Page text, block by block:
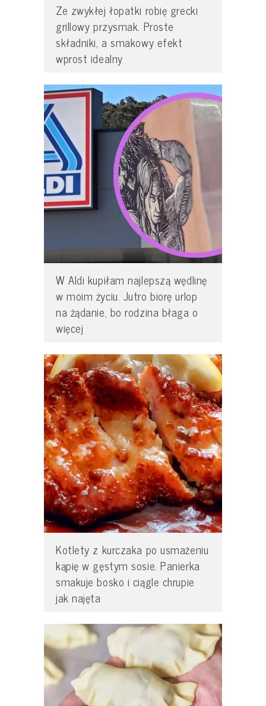
Ze zwykłej łopatki robię grecki
grillowy przysmak. Proste
składniki, a smakowy efekt
wprost idealny
W Aldi kupiłam najlepszą wędlinę
w moim życiu. Jutro biorę urlop
na żądanie, bo rodzina błaga o
więcej
Kotlety z kurczaka po usmażeniu
kąpię w gęstym sosie. Panierka
smakuje bosko i ciągle chrupie
jak najęta